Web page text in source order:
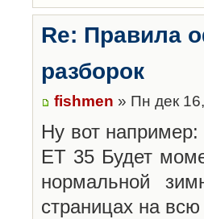
Re: Правила
разборок
fishmen » Пн дек
Ну вот
ET 35 Будет
нормальной
страницах на